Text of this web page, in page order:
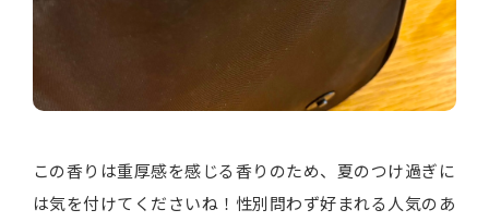
この香りは重厚感を感じる香りのため、夏のつけ過ぎに
は気を付けてくださいね！性別問わず好まれる人気のあ